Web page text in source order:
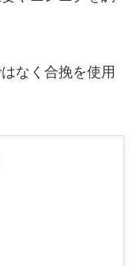
なく合挽を使用